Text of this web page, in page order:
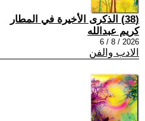
(38) الذكرى الأخيرة في المطار
كريم عبدالله
2026 / 8 / 6
الادب والفن